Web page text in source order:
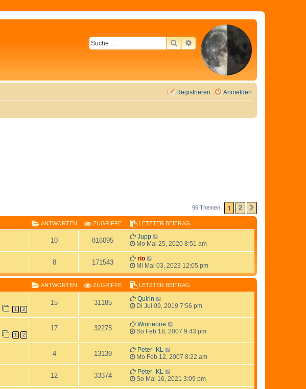
SUCHEERWEITERTE SUCHE
Anmelden
Registrieren
95 Themen 1 2
ANTWORTEN ZUGRIFFE LETZTER BEITRAG
10 816095
Jupp
Mo Mai 25, 2020 8:51 am
8 171543
rio
Mi Mai 03, 2023 12:05 pm
ANTWORTEN ZUGRIFFE LETZTER BEITRAG
1 2
15 31185
Quirin
Di Jul 09, 2019 7:56 pm
1 2
17 32275
Winneone
So Feb 18, 2007 9:43 pm
4 13139
Peter_KL
Mo Feb 12, 2007 8:22 am
12 33374
Peter_KL
So Mai 16, 2021 3:09 pm